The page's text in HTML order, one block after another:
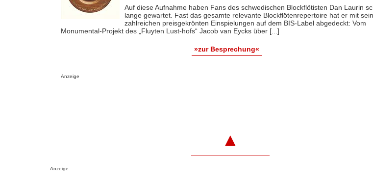
Auf diese Aufnahme haben Fans des schwedischen Blockflötisten Dan Laurin
lange gewartet. Fast das gesamte relevante Blockflötenrepertoire hat er mit
zahlreichen preisgekrönten Einspielungen auf dem BIS-Label abgedeckt: Vom
Monumental-Projekt des „Fluyten Lust-hofs“ Jacob van Eycks über [...]
»zur Besprechung«
Anzeige
▲
Anzeige